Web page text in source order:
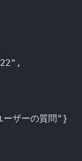
ザーの質問"}